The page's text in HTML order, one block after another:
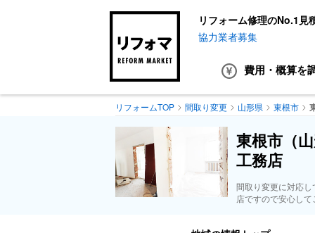
リフォーム修理のNo.1見
協力業者募集
費用・概算を
リフォームTOP 間取り変更 山形県 東根市
東根市（
工務店
間取り変更に対応
店ですので安心し